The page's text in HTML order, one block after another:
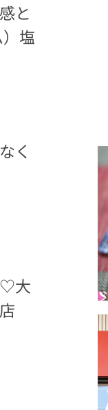
と
塩
く
♡大